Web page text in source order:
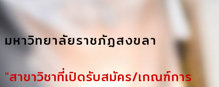
มหาวิทยาลัยราชภัฏสงขลา
"สาขาวิชาที่เปิดรับสมัคร/เกณฑ์การ